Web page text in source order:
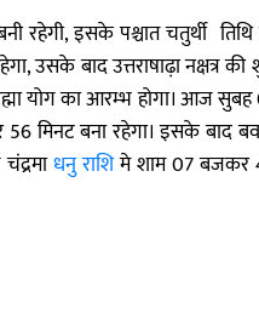
इसके पश्चात चतुर्थी तिथि
उसके बाद उत्तराषाढ़ा
योग का आरम्भ होगा। आज
56 मिनट बना रहेगा। इसके
धनु राशिमे शाम 07 बजकर